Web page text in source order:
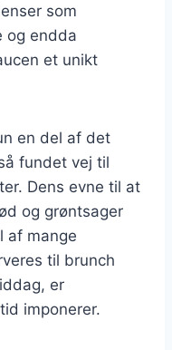
som
og endda
et unikt
en del af det
fundet vej til
Dens evne til at
og grøntsager
af mange
til brunch
er
imponerer.